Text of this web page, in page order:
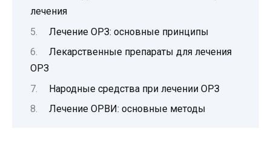
лечения
Лечение ОРЗ: основные принципы
Лекарственные препараты для лечения
ОРЗ
Народные средства при лечении ОРЗ
Лечение ОРВИ: основные методы